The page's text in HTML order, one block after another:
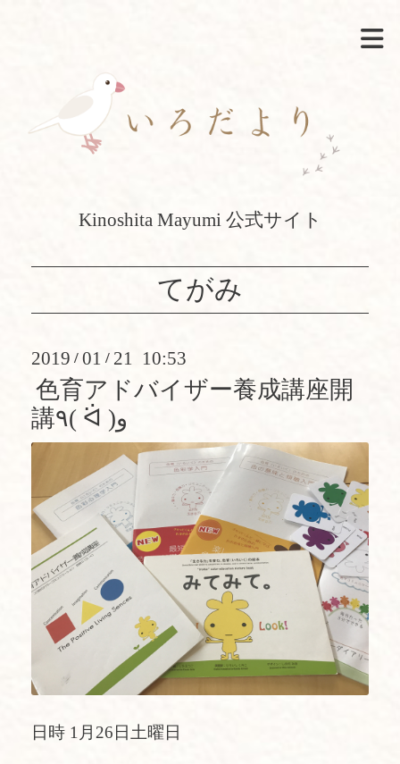
Kinoshita Mayumi 公式サイト
てがみ
2019 / 01 / 21 10:53
色育アドバイザー養成講座開
講٩( ᐛ )و
日時 1月26日土曜日